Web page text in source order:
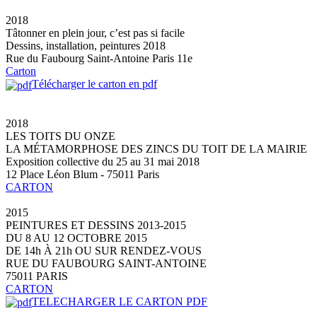
2018
Tâtonner en plein jour, c’est pas si facile
Dessins, installation, peintures 2018
Rue du Faubourg Saint-Antoine Paris 11e
Carton
Télécharger le carton en pdf
2018
LES TOITS DU ONZE
LA MÉTAMORPHOSE DES ZINCS DU TOIT DE LA MAIRIE
Exposition collective du 25 au 31 mai 2018
12 Place Léon Blum - 75011 Paris
CARTON
2015
PEINTURES ET DESSINS 2013-2015
DU 8 AU 12 OCTOBRE 2015
DE 14h À 21h OU SUR RENDEZ-VOUS
RUE DU FAUBOURG SAINT-ANTOINE
75011 PARIS
CARTON
TELECHARGER LE CARTON PDF